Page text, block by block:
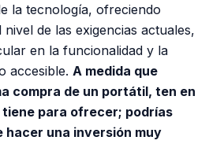
la tecnología, ofreciendo
de las exigencias actuales,
en la funcionalidad y la
accesible. A medida que
compra de un portátil, ten en
tiene para ofrecer; podrías
hacer una inversión muy